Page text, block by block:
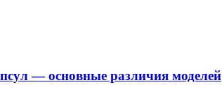
— основные различия моделей